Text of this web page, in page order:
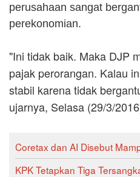
perusahaan sangat
perekonomian.
"Ini tidak baik. Maka DJP
pajak perorangan. Kalau
stabil karena tidak
ujarnya, Selasa (29/3/
Coretax dan AI Disebut
KPK Tetapkan Tiga